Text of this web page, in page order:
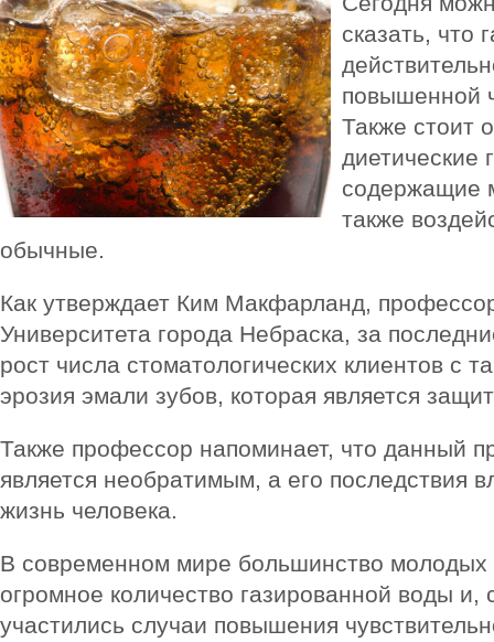
сказать, что
повышенной
Также стоит
диетические
содержащие
также
обычные.
Как утверждает Ким Макфарланд,
Университета города Небраска, за
рост числа стоматологических клиентов с
эрозия эмали зубов, которая является
Также профессор напоминает, что данный
является необратимым, а его последствия
жизнь человека.
В современном мире большинство молодых
огромное количество газированной воды и,
участились случаи повышения